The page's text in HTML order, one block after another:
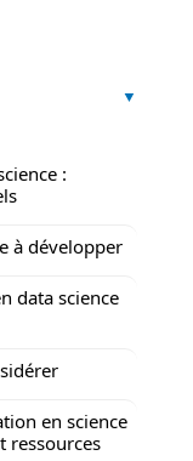
:
à développer
data science
en science
ressources